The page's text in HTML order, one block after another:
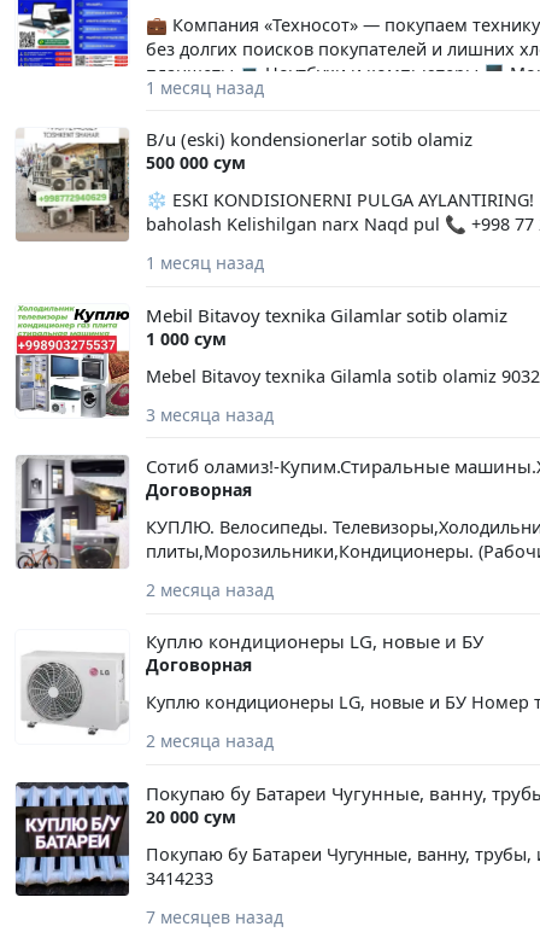
💼 Компания «Техносот» — покупаем
без долгих поисков покупателей и лишних
планшеты 💻 Ноутбуки и компьютеры 🖥️
сканеры и др.) 📺 Телевизоры 🏠 Бытовую
б/у технику Оплата сразу после проверки
Свяжитесь с нами и получите выгодное
1 месяц назад
B/u (eski) kondensionerlar sotib olamiz
500 000 сум
❄️ ESKI KONDISIONERNI PULGA
baholash Kelishilgan narx Naqd pul 📞 +998
1 месяц назад
Mebil Bitavoy texnika Gilamlar sotib olamiz
1 000 сум
Mebel Bitavoy texnika Gilamla sotib olamiz
3 месяца назад
Сотиб оламиз!-Купим.Стиральные
Договорная
КУПЛЮ. Велосипеды.
плиты,Морозильники,Кондиционеры.
2 месяца назад
Куплю кондиционеры LG, новые и БУ
Договорная
Куплю кондиционеры LG, новые и БУ Номер
2 месяца назад
Покупаю бу Батареи Чугунные, ванну,
20 000 сум
Покупаю бу Батареи Чугунные, ванну,
3414233
7 месяцев назад